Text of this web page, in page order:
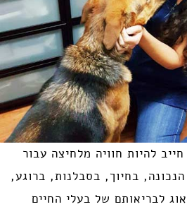
להיות חוויה מלחיצה עבור
בחיוך, בסבלנות, ברוגע,
לבריאותם של בעלי החיים